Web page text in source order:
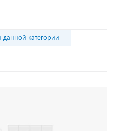
категории